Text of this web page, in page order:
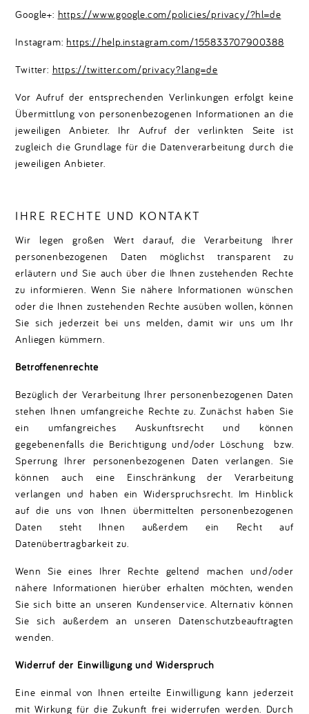
Google+: https://www.google.com/policies/privacy/?hl=de
Instagram: https://help.instagram.com/155833707900388
Twitter: https://twitter.com/privacy?lang=de
Vor Aufruf der entsprechenden Verlinkungen erfolgt keine
Übermittlung von personenbezogenen Informationen an die
jeweiligen Anbieter. Ihr Aufruf der verlinkten Seite ist
zugleich die Grundlage für die Datenverarbeitung durch die
jeweiligen Anbieter.
IHRE RECHTE UND KONTAKT
Wir legen großen Wert darauf, die Verarbeitung Ihrer
personenbezogenen Daten möglichst transparent zu
erläutern und Sie auch über die Ihnen zustehenden Rechte
zu informieren. Wenn Sie nähere Informationen wünschen
oder die Ihnen zustehenden Rechte ausüben wollen, können
Sie sich jederzeit bei uns melden, damit wir uns um Ihr
Anliegen kümmern.
Betroffenenrechte
Bezüglich der Verarbeitung Ihrer personenbezogenen Daten
stehen Ihnen umfangreiche Rechte zu. Zunächst haben Sie
ein umfangreiches Auskunftsrecht und können
gegebenenfalls die Berichtigung und/oder Löschung bzw.
Sperrung Ihrer personenbezogenen Daten verlangen. Sie
können auch eine Einschränkung der Verarbeitung
verlangen und haben ein Widerspruchsrecht. Im Hinblick
auf die uns von Ihnen übermittelten personenbezogenen
Daten steht Ihnen außerdem ein Recht auf
Datenübertragbarkeit zu.
Wenn Sie eines Ihrer Rechte geltend machen und/oder
nähere Informationen hierüber erhalten möchten, wenden
Sie sich bitte an unseren Kundenservice. Alternativ können
Sie sich außerdem an unseren Datenschutzbeauftragten
wenden.
Widerruf der Einwilligung und Widerspruch
Eine einmal von Ihnen erteilte Einwilligung kann jederzeit
mit Wirkung für die Zukunft frei widerrufen werden. Durch